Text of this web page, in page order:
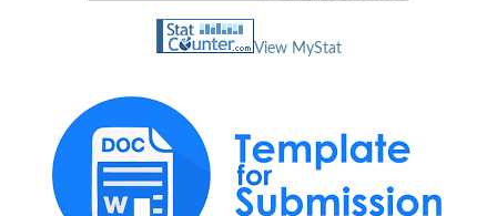
View MyStat